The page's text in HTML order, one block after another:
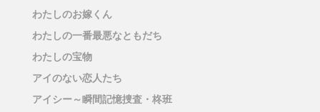
わたしのお嫁くん
わたしの一番最悪なともだち
わたしの宝物
アイのない恋人たち
アイシー～瞬間記憶捜査・柊班